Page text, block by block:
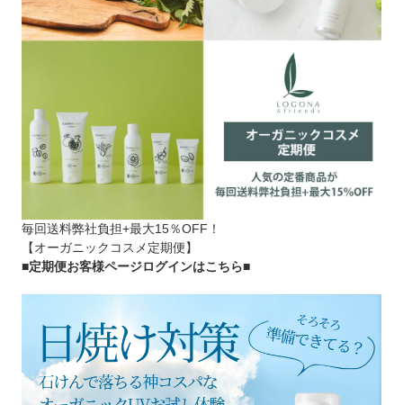
毎回送料弊社負担+最大15％OFF！
【オーガニックコスメ定期便】
■定期便お客様ページログインはこちら■